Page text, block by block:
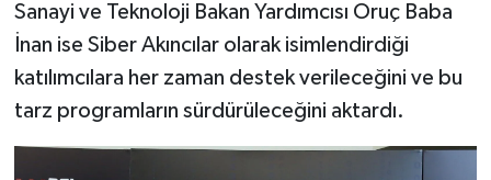
Sanayi ve Teknoloji Bakan Yardımcısı Oruç Baba
İnan ise Siber Akıncılar olarak isimlendirdiği
katılımcılara her zaman destek verileceğini ve bu
tarz programların sürdürüleceğini aktardı.